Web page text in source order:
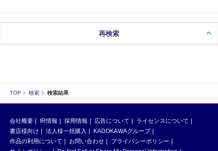
TOP 検索 検索結果
再検索
会社概要 IR情報 採用情報 広告について
ライセンスについて
書店様向け
法人様一括購入
KADOKAWAグループ
作品の利用について
お問い合わせ
プライバシーポリシー